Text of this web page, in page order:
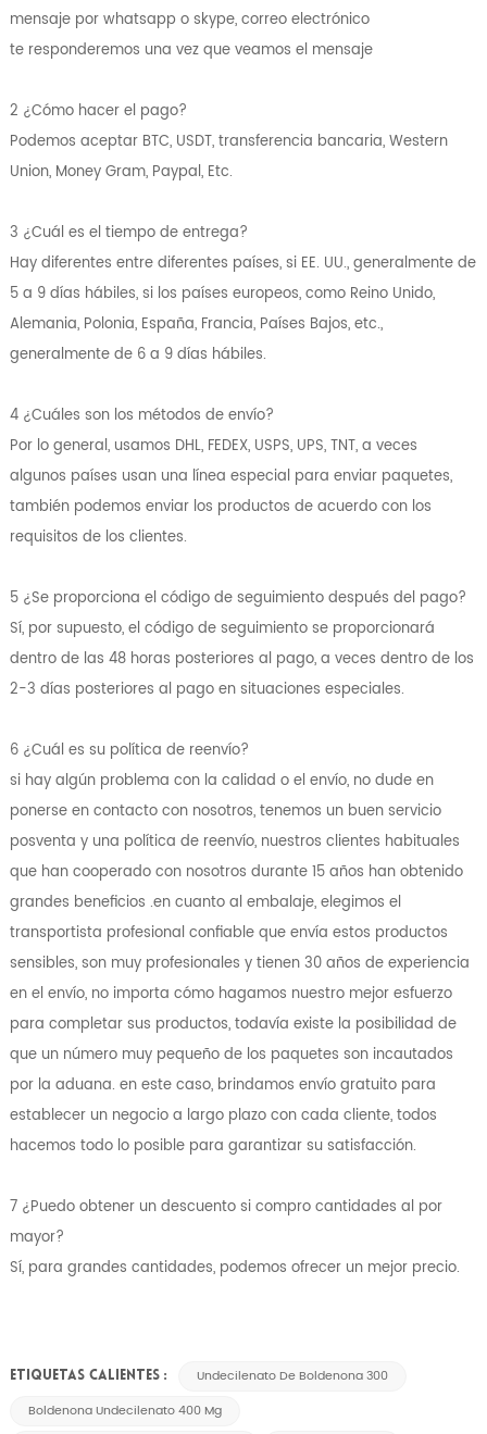
mensaje por whatsapp o skype, correo electrónico
te responderemos una vez que veamos el mensaje
2 ¿Cómo hacer el pago?
Podemos aceptar BTC, USDT, transferencia bancaria, Western
Union, Money Gram, Paypal, Etc.
3 ¿Cuál es el tiempo de entrega?
Hay diferentes entre diferentes países, si EE. UU., generalmente de
5 a 9 días hábiles, si los países europeos, como Reino Unido,
Alemania, Polonia, España, Francia, Países Bajos, etc.,
generalmente de 6 a 9 días hábiles.
4 ¿Cuáles son los métodos de envío?
Por lo general, usamos DHL, FEDEX, USPS, UPS, TNT, a veces
algunos países usan una línea especial para enviar paquetes,
también podemos enviar los productos de acuerdo con los
requisitos de los clientes.
5 ¿Se proporciona el código de seguimiento después del pago?
Sí, por supuesto, el código de seguimiento se proporcionará
dentro de las 48 horas posteriores al pago, a veces dentro de los
2-3 días posteriores al pago en situaciones especiales.
6 ¿Cuál es su política de reenvío?
si hay algún problema con la calidad o el envío, no dude en
ponerse en contacto con nosotros, tenemos un buen servicio
posventa y una política de reenvío, nuestros clientes habituales
que han cooperado con nosotros durante 15 años han obtenido
grandes beneficios .en cuanto al embalaje, elegimos el
transportista profesional confiable que envía estos productos
sensibles, son muy profesionales y tienen 30 años de experiencia
en el envío, no importa cómo hagamos nuestro mejor esfuerzo
para completar sus productos, todavía existe la posibilidad de
que un número muy pequeño de los paquetes son incautados
por la aduana. en este caso, brindamos envío gratuito para
establecer un negocio a largo plazo con cada cliente, todos
hacemos todo lo posible para garantizar su satisfacción.
7 ¿Puedo obtener un descuento si compro cantidades al por
mayor?
Sí, para grandes cantidades, podemos ofrecer un mejor precio.
ETIQUETAS CALIENTES :
Undecilenato De Boldenona 300
Boldenona Undecilenato 400 Mg